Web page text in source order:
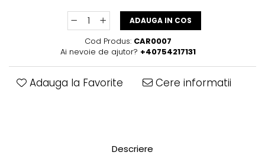
ADAUGA IN COS
Cod Produs: CAR0007
Ai nevoie de ajutor? +40754217131
Adauga la Favorite Cere informatii
Descriere